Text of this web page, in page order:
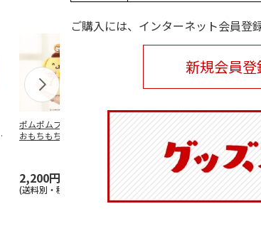
ポムポムプリン30th
おもちもちもちマス
2,200円
(送料別・税込)
ポムポムプリン30th
おもちもちもちクッ
4,950円
(送料別・税込)
水森亜土／ス
ーセット
600円
(送料別・税込)
ご購入には、インターネット会員登
新規会員登